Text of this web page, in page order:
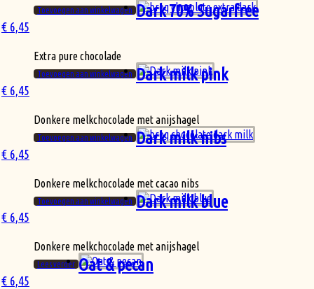
Toevoegen aan winkelwagen Dark 70% Sugarfree
€ 6,45
Extra pure chocolade
Toevoegen aan winkelwagen Dark milk pink
€ 6,45
Donkere melkchocolade met anijshagel
Toevoegen aan winkelwagen Dark milk nibs
€ 6,45
Donkere melkchocolade met cacao nibs
Toevoegen aan winkelwagen Dark milk blue
€ 6,45
Donkere melkchocolade met anijshagel
Lees verder Oat & pecan
€ 6,45